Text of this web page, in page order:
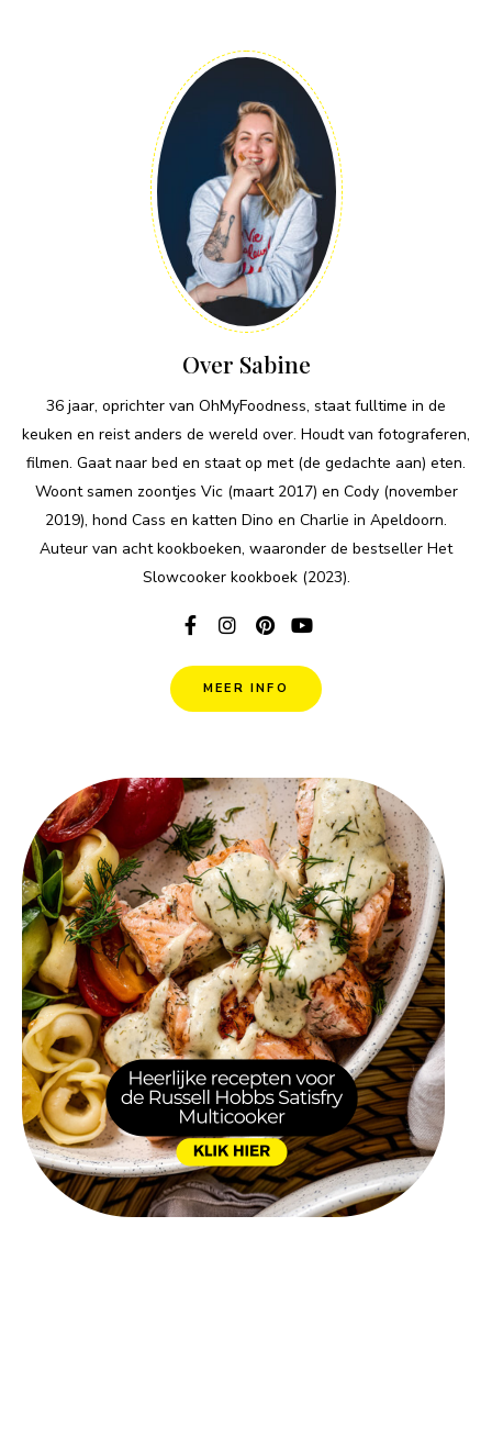
Over Sabine
36 jaar, oprichter van OhMyFoodness, staat fulltime in de
keuken en reist anders de wereld over. Houdt van fotograferen,
filmen. Gaat naar bed en staat op met (de gedachte aan) eten.
Woont samen zoontjes Vic (maart 2017) en Cody (november
2019), hond Cass en katten Dino en Charlie in Apeldoorn.
Auteur van acht kookboeken, waaronder de bestseller Het
Slowcooker kookboek (2023).
MEER INFO